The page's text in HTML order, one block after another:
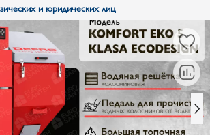
и юридических лиц